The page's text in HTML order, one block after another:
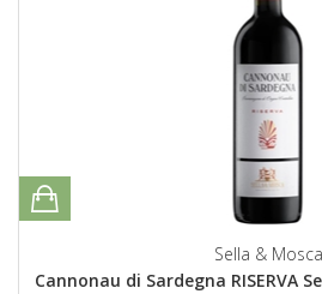
Sella & Mosca
Cannonau di Sardegna RISERVA